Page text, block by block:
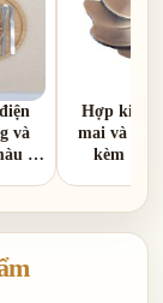
và
|
Hợp kim |
mai và hoa
kèm 1